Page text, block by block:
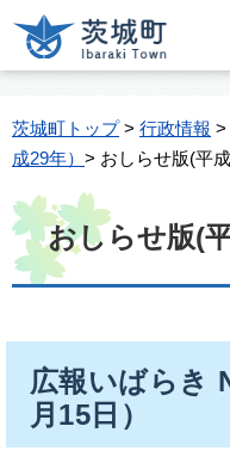
茨城町トップ> 行政情報 >
成29年） > おしらせ版(平
おしらせ版(
広報いばらき
月15日）